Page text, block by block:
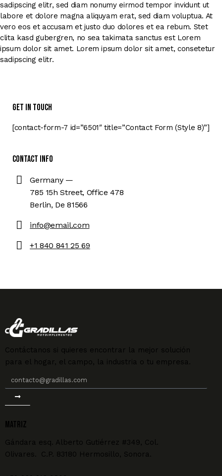
sadipscing elitr, sed diam nonumy eirmod tempor invidunt ut
labore et dolore magna aliquyam erat, sed diam voluptua. At
vero eos et accusam et justo duo dolores et ea rebum. Stet
clita kasd gubergren, no sea takimata sanctus est Lorem
ipsum dolor sit amet. Lorem ipsum dolor sit amet, consetetur
sadipscing elitr.
Get in Touch
[contact-form-7 id=”6501″ title=”Contact Form (Style 8)”]
Contact Info
Germany —
785 15h Street, Office 478
Berlin, De 81566
info@email.com
+1 840 841 25 69
Contáctanos si quieres encontrar la mejor solución
para el hogar, el campo, la industria o tu empresa.
MATRIZ
Gándara esq. Alberto Gutiérrez #349, Col.
Olivares. C.P. 83180 Hermosillo, Sonora.